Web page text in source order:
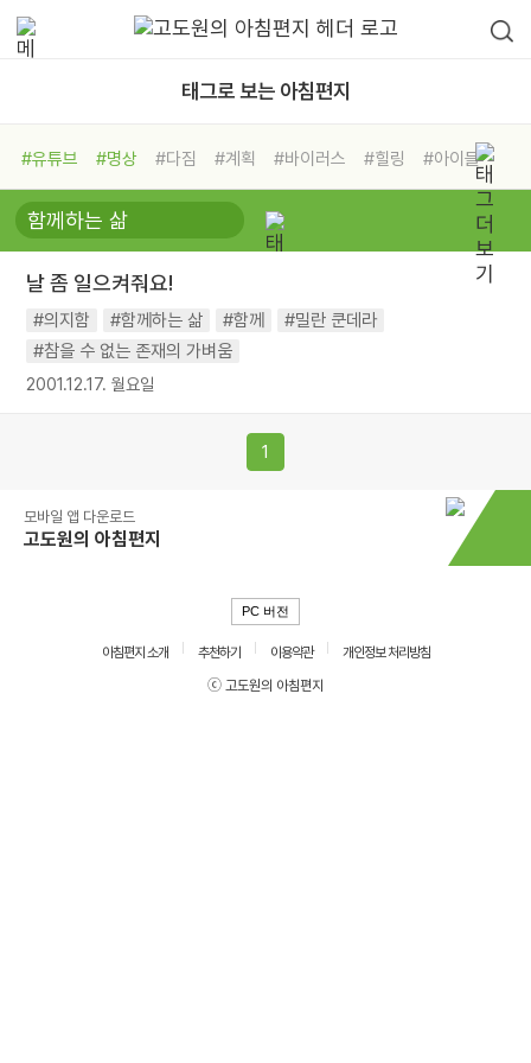
태그로 보는 아침편지
#유튜브 #명상 #다짐 #계획 #바이러스 #힐링
#아이들
#비전캠프
#독서캠프 #삶
#희망
#나눔 #친구 #링컨학교
#독서
#건강 #면역력
날 좀 일으켜줘요!
#의지함 #함께하는 삶 #함께
#밀란 쿤데라
#참을 수 없는 존재의 가벼움
2001.12.17. 월요일
1
모바일 앱 다운로드
고도원의 아침편지
PC 버전
아침편지 소개 추천하기 이용약관
개인정보 처리방침
ⓒ 고도원의 아침편지